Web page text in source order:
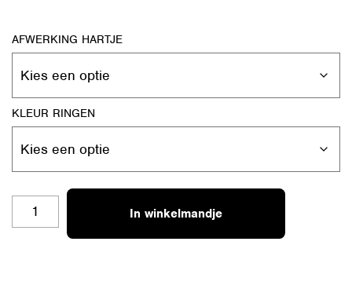
AFWERKING HARTJE
KLEUR RINGEN
BWB
KAARTJES
In winkelmandje